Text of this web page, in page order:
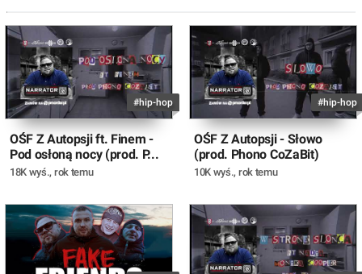
#hip-hop
OŚF Z Autopsji ft. Finem -
Pod osłoną nocy (prod. P...
18K wyś., rok temu
#hip-hop
OŚF Z Autopsji - Słowo
(prod. Phono CoZaBit)
10K wyś., rok temu